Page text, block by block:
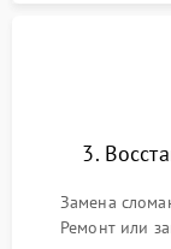
3.
Замена
Ремонт или